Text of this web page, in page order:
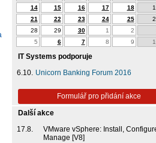
14
15 16 17 18
21
22 23 24 25
28
29 30 1 2
5
6 7 8 9
IT Systems podporuje
6.10. Unicorn Banking Forum 2016
Formulář pro přidání akce
Další akce
17.8.
VMware vSphere: Install,
Manage [V8]